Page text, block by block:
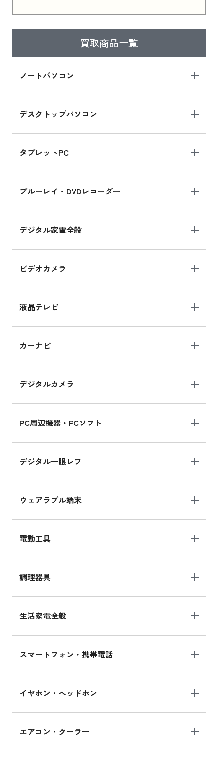
買取商品一覧
ノートパソコン
デスクトップパソコン
タブレットPC
ブルーレイ・DVDレコーダー
デジタル家電全般
ビデオカメラ
液晶テレビ
カーナビ
デジタルカメラ
PC周辺機器・PCソフト
デジタル一眼レフ
ウェアラブル端末
電動工具
調理器具
生活家電全般
スマートフォン・携帯電話
イヤホン・ヘッドホン
エアコン・クーラー
はこちら
ら
iPad mini シリーズ 2024
iPad mini 8.3インチ の新品買取価格
iPhone 16 シリーズ
iPhone 16 の新品買取価格
iPad Air 11インチ シリーズ
iPad Air 11インチ の新品買取価格
iPhone 15 128GB シリーズ
iPhone 15 128GB の新品買取価格
MK2K3J/Aの新品買取価格はこちら